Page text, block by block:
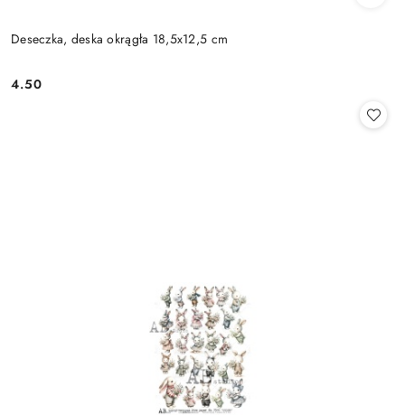
Deseczka, deska okrągła 18,5x12,5 cm
Cena:
4.50